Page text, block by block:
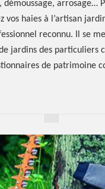
arrosage…
vos haies à l’artisan
reconnu. Il se
jardins des particuliers
de patrimoine